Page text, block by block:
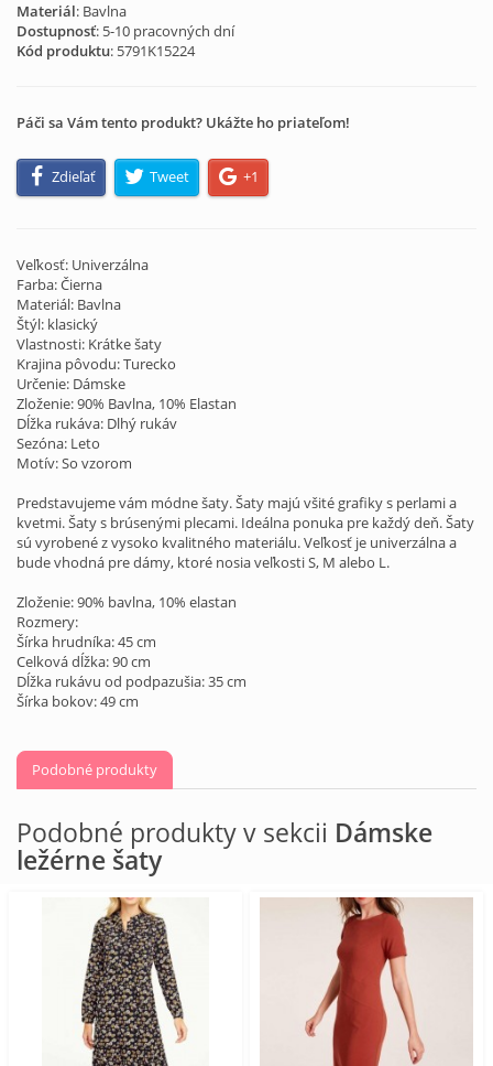
Materiál: Bavlna
Dostupnosť: 5-10 pracovných dní
Kód produktu: 5791K15224
Páči sa Vám tento produkt? Ukážte ho priateľom!
Zdieľať Tweet +1
Veľkosť: Univerzálna
Farba: Čierna
Materiál: Bavlna
Štýl: klasický
Vlastnosti: Krátke šaty
Krajina pôvodu: Turecko
Určenie: Dámske
Zloženie: 90% Bavlna, 10% Elastan
Dĺžka rukáva: Dlhý rukáv
Sezóna: Leto
Motív: So vzorom
Predstavujeme vám módne šaty. Šaty majú všité grafiky s perlami a
kvetmi. Šaty s brúsenými plecami. Ideálna ponuka pre každý deň. Šaty
sú vyrobené z vysoko kvalitného materiálu. Veľkosť je univerzálna a
bude vhodná pre dámy, ktoré nosia veľkosti S, M alebo L.
Zloženie: 90% bavlna, 10% elastan
Rozmery:
Šírka hrudníka: 45 cm
Celková dĺžka: 90 cm
Dĺžka rukávu od podpazušia: 35 cm
Šírka bokov: 49 cm
Podobné produkty
Podobné produkty v sekcii Dámske
ležérne šaty